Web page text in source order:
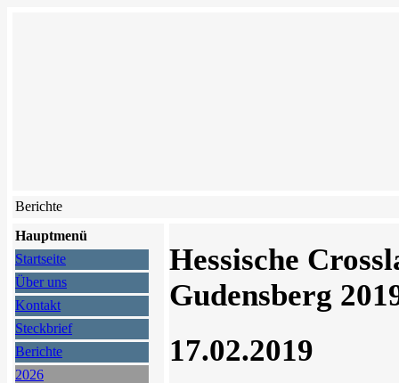
Berichte
Hauptmenü
Startseite
Über uns
Kontakt
Steckbrief
Berichte
2026
Hessische
Gudensberg
17.02.2019